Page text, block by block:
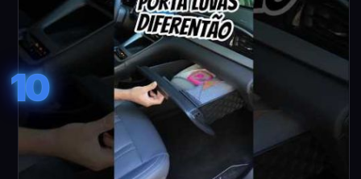
10